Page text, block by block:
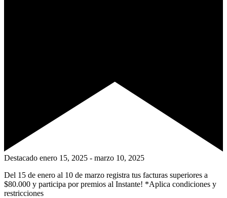
Destacado enero 15, 2025 - marzo 10, 2025
Del 15 de enero al 10 de marzo registra tus facturas superiores a
$80.000 y participa por premios al Instante! *Aplica condiciones y
restricciones